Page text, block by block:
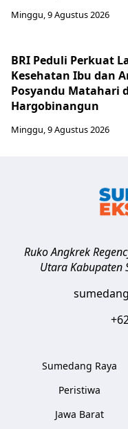
Minggu, 9 Agustus 2026
BRI Peduli Perkuat
Kesehatan Ibu dan
Posyandu Matahari
Hargobinangun
Minggu, 9 Agustus 2026
Ruko Angkrek
Utara Kabupaten
Sumedang Raya
Peristiwa
Jawa Barat